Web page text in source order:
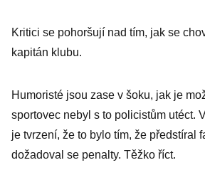
Kritici se pohoršují nad tím, jak se
kapitán klubu.
Humoristé jsou zase v šoku, jak je
sportovec nebyl s to policistům utéct.
je tvrzení, že to bylo tím, že předstíral
dožadoval se penalty. Těžko říct.